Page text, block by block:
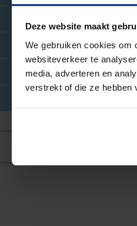
Deze website maakt
We gebruiken cookies om
websiteverkeer te
media, adverteren en
verstrekt of die ze hebben